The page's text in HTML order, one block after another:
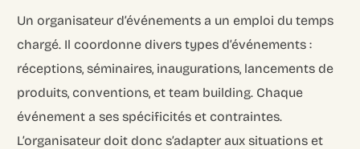
Un organisateur d’événements a un emploi du temps
chargé. Il coordonne divers types d’événements :
réceptions, séminaires, inaugurations, lancements de
produits, conventions, et team building. Chaque
événement a ses spécificités et contraintes.
L’organisateur doit donc s’adapter aux situations et